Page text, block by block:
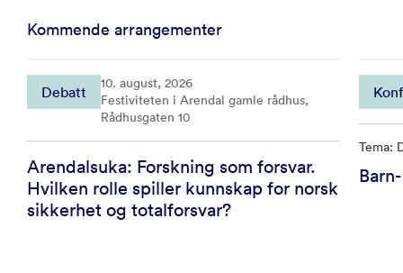
Kommende arrangementer
Debatt
10. august, 2026
Festiviteten i Arendal gamle rådhus,
Rådhusgaten 10
Arendalsuka: Forskning som forsvar.
Hvilken rolle spiller kunnskap for norsk
sikkerhet og totalforsvar?
Tema: